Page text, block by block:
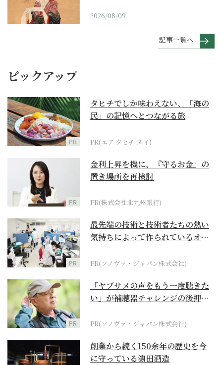
2026/08/09
記事一覧へ
ピックアップ
PR
タヒチでしか味わえない、「海の
民」の記憶へとつながる旅
PR(エア タヒチ ヌイ)
PR
金利上昇を機に、『守るお金』の
置き場所を再検討
PR(株式会社北九州銀行)
PR
最先端の技術と技術者たちの熱い
気持ちによって作られているオー
PR(ソノヴァ・ジャパン株式会社)
PR
「ヤブサメの声をもう一度聴きた
い」が補聴器チャレンジの後押し
PR(ソノヴァ・ジャパン株式会社)
創業から続く150余年の歴史を今
に守っている濵田酒造